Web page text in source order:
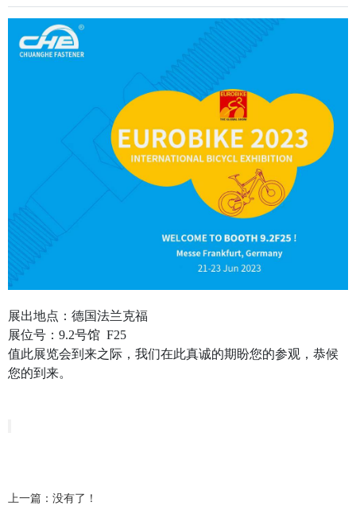
展出地点：德国法兰克福
展位号：9.2号馆 F25
值此展览会到来之际，我们在此真诚的期盼您的参观，恭候
您的到来。
上一篇：没有了！